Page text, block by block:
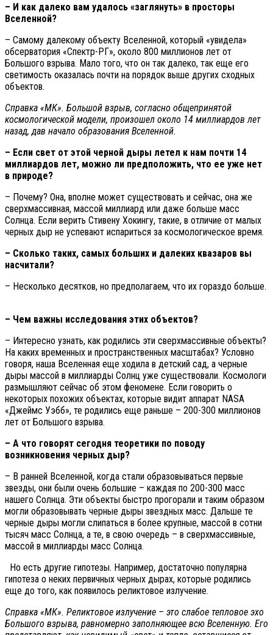
– И как далеко вам удалось «заглянуть» в просторы
Вселенной?
– Самому далекому объекту Вселенной, который «увидела»
обсерватория «Спектр-РГ», около 800 миллионов лет от
Большого взрыва. Мало того, что он так далеко, так еще его
светимость оказалась почти на порядок выше других сходных
объектов.
Справка «МК». Большой взрыв, согласно общепринятой
космологической модели, произошел около 14 миллиардов лет
назад, дав начало образования Вселенной.
– Если свет от этой черной дыры летел к нам почти 14
миллиардов лет, можно ли предположить, что ее уже нет
в природе?
– Почему? Она, вполне может существовать и сейчас, она же
сверхмассивная, массой миллиард или даже больше масс
Солнца. Если верить Стивену Хокингу, такие, в отличие от малых
черных дыр не успевают испариться за космологическое время.
– Сколько таких, самых больших и далеких квазаров вы
насчитали?
– Несколько десятков, но предполагаем, что их гораздо больше.
– Чем важны исследования этих объектов?
– Интересно узнать, как родились эти сверхмассивные объекты?
На каких временных и пространственных масштабах? Условно
говоря, наша Вселенная еще ходила в детский сад, а черные
дыры массой в миллиарды Солнц уже существовали. Космологи
размышляют сейчас об этом феномене. Если говорить о
некоторых похожих объектах, которые видит аппарат NASA
«Джеймс Уэбб», те родились еще раньше – 200-300 миллионов
лет от Большого взрыва.
– А что говорят сегодня теоретики по поводу
возникновения черных дыр?
– В ранней Вселенной, когда стали образовываться первые
звезды, они были очень большие – каждая по 200-300 масс
нашего Солнца. Эти объекты быстро прогорали и таким образом
могли образовывать черные дыры звездных масс. Дальше те
черные дыры могли слипаться в более крупные, массой в сотни
тысяч масс Солнца, а те, в свою очередь – в сверхмассивные,
массой в миллиарды масс Солнца.
Но есть другие гипотезы. Например, достаточно популярна
гипотеза о неких первичных черных дырах, которые родились
еще до того, как появилось реликтовое излучение.
Справка «МК». Реликтовое излучение – это слабое тепловое эхо
Большого взрыва, равномерно заполняющее всю Вселенную. Его